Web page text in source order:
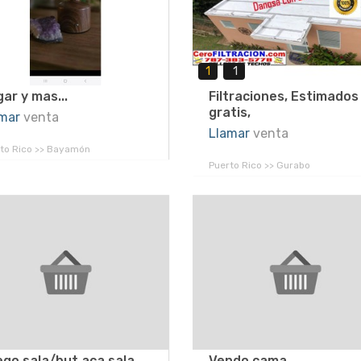
y mas...
venta
Rico >> Bayamón
1 1
Filtraciones, Estimados
gratis,
Llamar venta
Puerto Rico >> Gurabo